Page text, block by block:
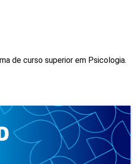
de curso superior em Psicologia.